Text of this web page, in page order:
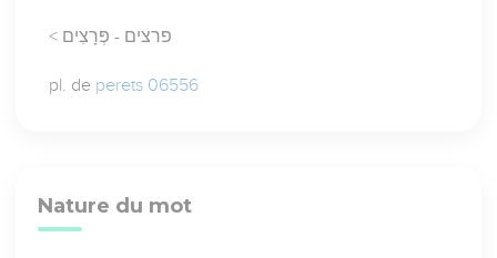
< פרצים - פְּרָצִים
pl. de perets 06556
Nature du mot